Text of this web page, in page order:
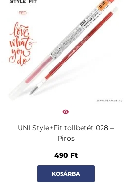
UNI Style+Fit tollbetét 028 –
Piros
490 Ft
KOSÁRBA